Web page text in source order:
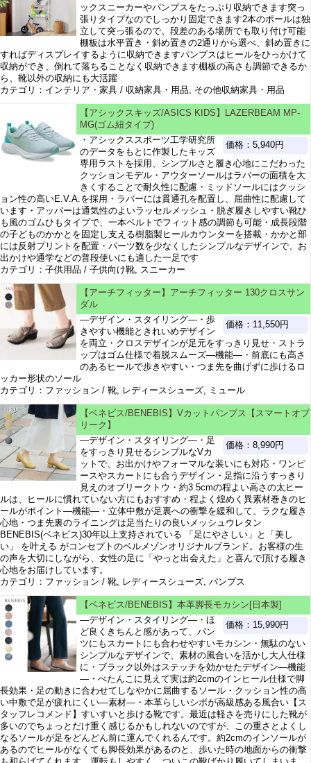
ックスニーカーやパンプスをたっぷり収納できます突っ
張りタイプなのでしっかり固定できます2本のポールは独
立して突っ張るので、段差のある場所でも取り付け可能
棚板は水平置き・斜め置きの2通りから選べ、斜め置きに
すればディスプレイするように収納できますパンプスはヒールをひっかけて
収納ができ、倒れて落ちることなく収納できます棚板の高さも調節できるか
ら、靴以外の収納にも大活躍
カテゴリ：インテリア・家具 / 収納家具・用品, その他収納家具・用品
【アシックスキッズ/ASICS KIDS】LAZERBEAM MP-
MG(ゴム紐タイプ)
価格：5,940円
・アシックススポーツ工学研究所
のデータをもとに作製したキッズ
専用ラストを採用、シンプルさと履き心地にこだわった
クッションモデル・アウターソールはラバーの面積を大
きくすることで耐久性に配慮・ミッドソールにはクッシ
ョン性の高いE.V.A.を採用・ラバーには貫通孔を配置し、屈曲性に配慮して
います・アッパーは通気性のよいラッセルメッシュ・脱ぎ履きしやすい靴ひ
も風のゴムひもタイプで、一本ベルトでフィット感の調節も可能・成長段階
の子どものかかとを固定し支える樹脂製ヒールカウンターを搭載・かかと部
には反射プリントを配置・パーツ数を少なくしたシンプルなデザインで、お
出かけや通学などの普段使いにも適した一足です
カテゴリ：子供用品 / 子供向け靴, スニーカー
【アーチフィッター】アーチフィッター 130クロスサン
ダル
価格：11,550円
―デザイン・スタイリング―・歩
きやすい機能ときれいめデザイン
を両立・クロスデザインが足元をすっきり見せ・ストラ
ップはゴム仕様で着脱スムーズ―機能―・前底にも高さ
のあるヒールで歩きやすい・つま先を曲げずに歩けるロ
ッカー形状のソール
カテゴリ：ファッション / 靴, レディースシューズ, ミュール
【ベネビス/BENEBIS】Vカットパンプス【スマートオブ
リーク】
価格：8,990円
―デザイン・スタイリング―・足
をすっきり見せるシンプルなVカ
ットで、お出かけやフォーマルな装いにも対応・ワンピ
ースやスカートにも合うデザイン・足指に沿うすっきり
見えのオブリークトウ・約3.5cmの程よい高さの太ヒー
ルは、ヒールに慣れていない方にもおすすめ・程よく煌めく異素材巻きのヒ
ールがポイント―機能―・立体中敷が足裏への衝撃を緩和して、ラクな履き
心地・つま先裏のライニングは足当たりの良いメッシュウレタン
BENEBIS(ベネビス)30年以上支持されている 「足にやさしい」と「美し
い」 を叶える がコンセプトのベルメゾンオリジナルブランド。お客様の生
の声を大切にしながら、女性の足に「やっと出会えた」と喜んで頂ける履き
心地をお届けしています。
カテゴリ：ファッション / 靴, レディースシューズ, パンプス
【ベネビス/BENEBIS】本革脚長モカシン[日本製]
価格：15,990円
―デザイン・スタイリング―・ほ
ど良くきちんと感があって、パン
ツにもスカートにも合わせやすいモカシン・無駄のない
シンプルなデザインで、素材の風合いを活かし大人仕様
に・ブラック以外はステッチを効かせたデザイン―機能
―・ぺたんこに見えて実は約2cmのインヒール仕様で脚
長効果・足の動きに合わせてしなやかに屈曲するソール・クッション性の高
い中敷で足が疲れにくい―素材―・本革らしいシボが高級感ある風合い【ス
タッフレコメンド】すいすいと歩ける靴です。最近は軽さを売りにした靴が
多いのでちょっとだけ重く感じるかもしれないのですが、この重さとよくし
なるソールが足をどんどん前に運んでくれるんです。約2cmのインソールが
あるのでヒールがなくても脚長効果があるのと、歩いた時の地面からの衝撃